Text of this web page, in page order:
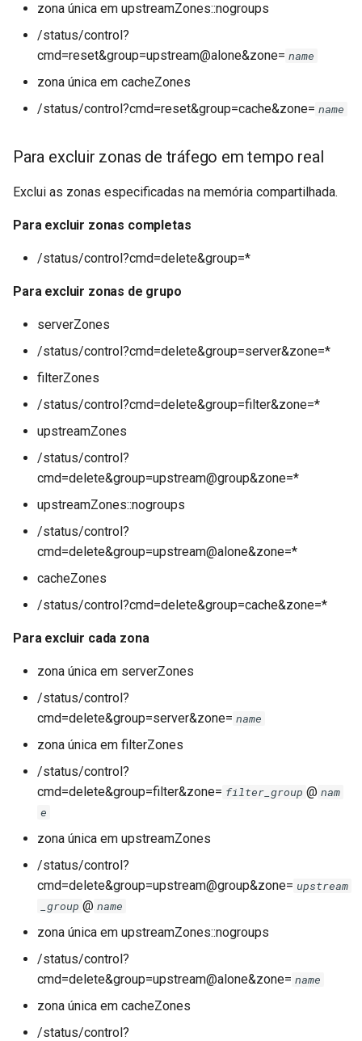
zona única em upstreamZones::nogroups
/status/control?
cmd=reset&group=upstream@alone&zone= name
zona única em cacheZones
/status/control?cmd=reset&group=cache&zone= name
Para excluir zonas de tráfego em tempo real
Exclui as zonas especificadas na memória compartilhada.
Para excluir zonas completas
/status/control?cmd=delete&group=*
Para excluir zonas de grupo
serverZones
/status/control?cmd=delete&group=server&zone=*
filterZones
/status/control?cmd=delete&group=filter&zone=*
upstreamZones
/status/control?
cmd=delete&group=upstream@group&zone=*
upstreamZones::nogroups
/status/control?
cmd=delete&group=upstream@alone&zone=*
cacheZones
/status/control?cmd=delete&group=cache&zone=*
Para excluir cada zona
zona única em serverZones
/status/control?
cmd=delete&group=server&zone= name
zona única em filterZones
/status/control?
cmd=delete&group=filter&zone= filter_group @ nam
e
zona única em upstreamZones
/status/control?
cmd=delete&group=upstream@group&zone= upstream
_group @ name
zona única em upstreamZones::nogroups
/status/control?
cmd=delete&group=upstream@alone&zone= name
zona única em cacheZones
/status/control?